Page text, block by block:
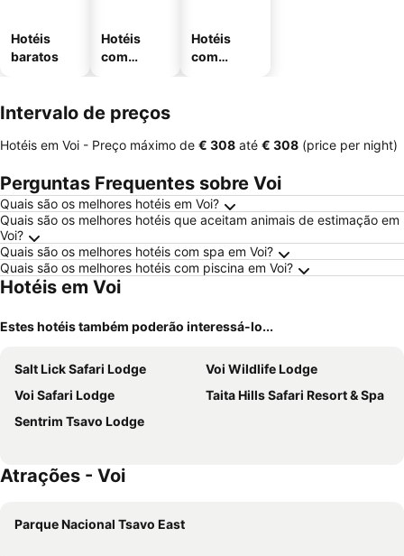
Hotéis
baratos
Hotéis
com
Hotéis
com
Intervalo de preços
Hotéis em Voi - Preço máximo de ‎€ 308 até ‎€ 308 (price per night)
Perguntas Frequentes sobre Voi
Quais são os melhores hotéis em Voi?
Quais são os melhores hotéis que aceitam animais de estimação em
Voi?
Quais são os melhores hotéis com spa em Voi?
Quais são os melhores hotéis com piscina em Voi?
Hotéis em Voi
Estes hotéis também poderão interessá-lo...
Salt Lick Safari Lodge
Voi Wildlife Lodge
Voi Safari Lodge
Taita Hills Safari Resort & Spa
Sentrim Tsavo Lodge
Atrações - Voi
Parque Nacional Tsavo East